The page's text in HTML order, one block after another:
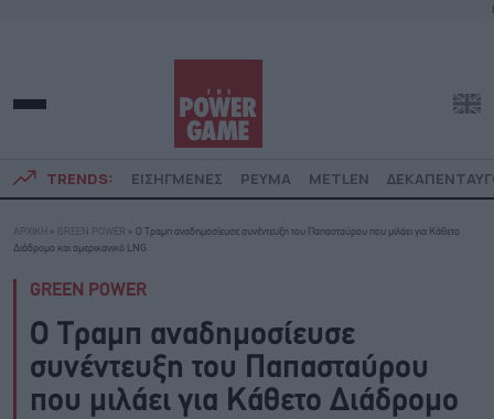
TRENDS: ΕΙΣΗΓΜΕΝΕΣ ΡΕΥΜΑ METLEN
ΑΡΧΙΚΗ » GREEN POWER » Ο Τραμπ αναδημοσίευσε συνέντευξη του Παπασταύρου που μιλάει για Κάθετο
Διάδρομο και αμερικανικό LNG
GREEN POWER
Ο Τραμπ αναδημοσίευσε
συνέντευξη του Παπασταύρου
που μιλάει για Κάθετο Διάδρομο